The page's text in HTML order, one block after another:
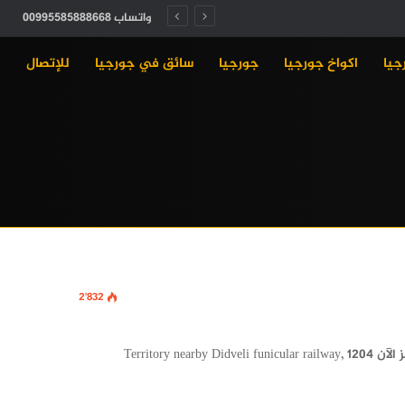
واتساب 00995585888668
اكواخ جورجيا جورجيا سائق في جورجيا للإتصال
2٬832
فندق ☆☆☆☆☆ Rated 5 out of 5 Crystal Hotel Bakuriani احجز الآن Territory nearby Didveli funicular railway, 1204